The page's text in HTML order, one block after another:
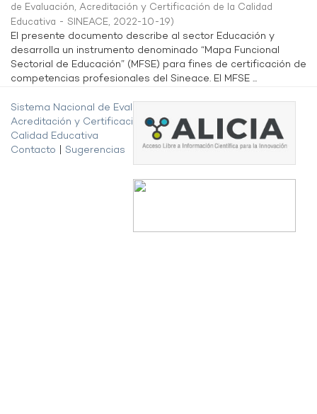
de Evaluación, Acreditación y Certificación de la Calidad
Educativa - SINEACE, 2022-10-19)
El presente documento describe al sector Educación y
desarrolla un instrumento denominado “Mapa Funcional
Sectorial de Educación” (MFSE) para fines de certificación de
competencias profesionales del Sineace. El MFSE ...
Sistema Nacional de Evaluación,
Acreditación y Certificación de la
Calidad Educativa
Contacto
Sugerencias